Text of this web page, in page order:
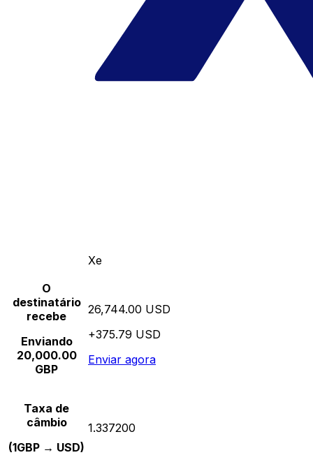
Xe
O
destinatário
recebe
Enviando
20,000.00
GBP
26,744.00 USD
+375.79 USD
Enviar agora
Taxa de
câmbio
(1GBP → USD)
1.337200